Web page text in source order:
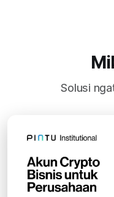
Solusi